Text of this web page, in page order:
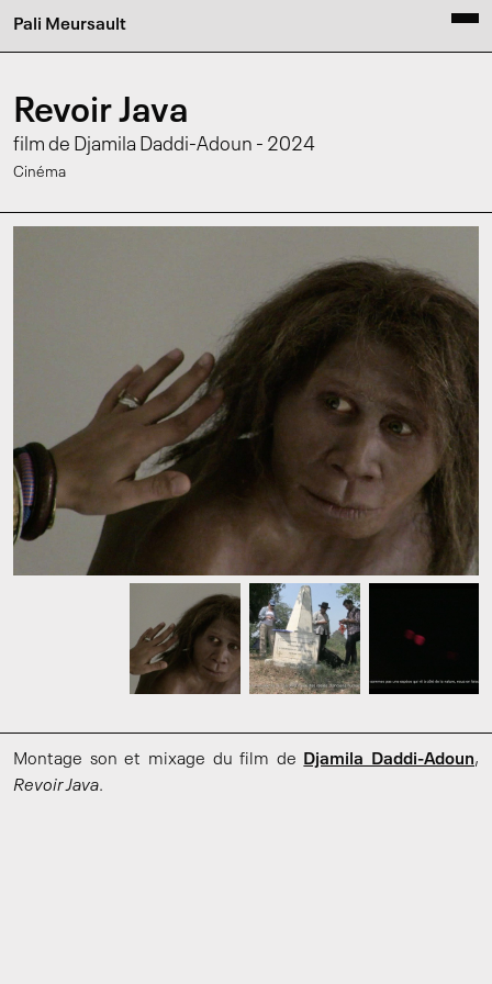
Pali Meursault
Revoir Java
film de Djamila Daddi-Adoun - 2024
Cinéma
Montage son et mixage du film de Djamila Daddi-Adoun,
Revoir Java.